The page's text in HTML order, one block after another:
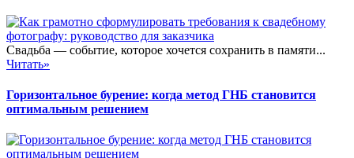
Свадьба — событие, которое хочется сохранить в памяти...
Читать»
Горизонтальное бурение: когда метод ГНБ становится
оптимальным решением